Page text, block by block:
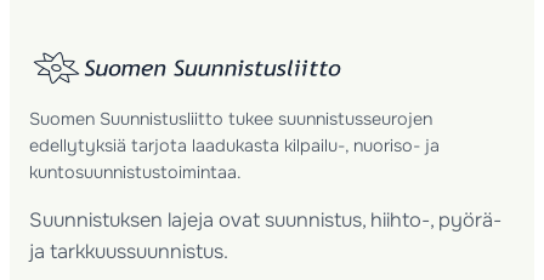
Suomen Suunnistusliitto tukee suunnistusseurojen
edellytyksiä tarjota laadukasta kilpailu-, nuoriso- ja
kuntosuunnistustoimintaa.
Suunnistuksen lajeja ovat suunnistus, hiihto-, pyörä-
ja tarkkuussuunnistus.